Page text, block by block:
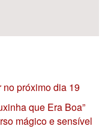
no próximo dia 19
que Era Boa”
mágico e sensível